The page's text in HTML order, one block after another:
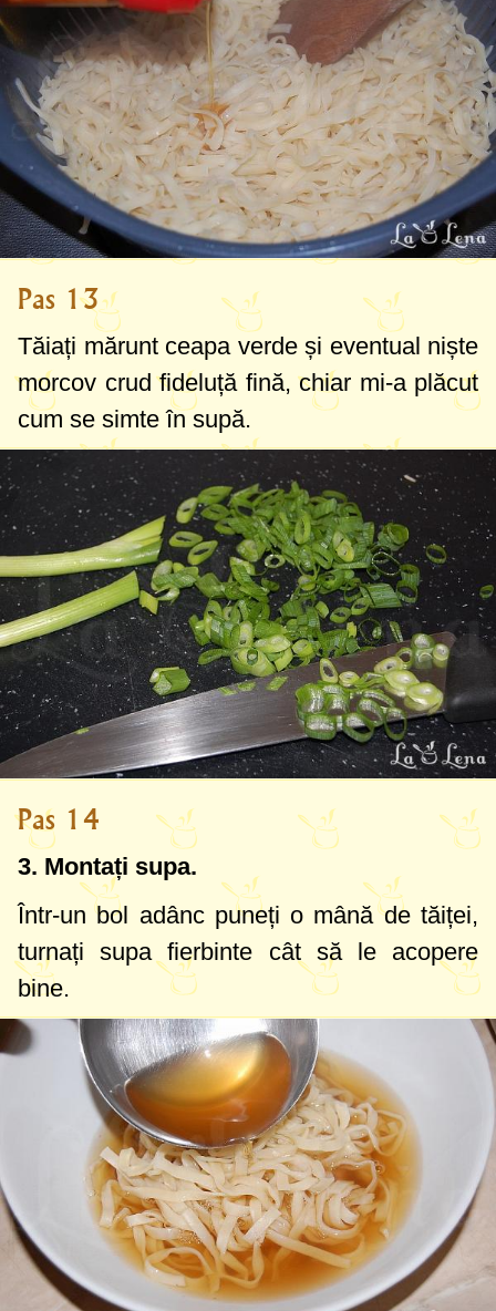
Pas 13
Tăiați mărunt ceapa verde și eventual niște
morcov crud fideluță fină, chiar mi-a plăcut
cum se simte în supă.
Pas 14
3. Montați supa.
Într-un bol adânc puneți o mână de tăiței,
turnați supa fierbinte cât să le acopere
bine.